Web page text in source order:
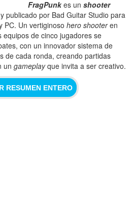
FragPunkes unshooter
publicado por Bad Guitar Studio para
PC. Un vertiginosohero shooteren
de cinco jugadores se
con un innovador sistema de
de cada ronda, creando partidas
ungameplayque invita a ser creativo.
RESUMEN ENTERO